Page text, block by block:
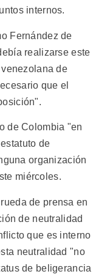
internos.
Fernández de
realizarse este
de
que el
de Colombia "en
de
organización
miércoles.
de prensa en
de neutralidad
que es interno
neutralidad "no
de beligerancia